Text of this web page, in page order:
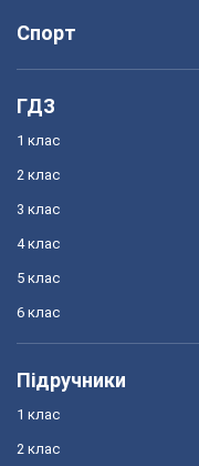
Спорт
ГДЗ
1 клас
2 клас
3 клас
4 клас
5 клас
6 клас
Підручники
1 клас
2 клас